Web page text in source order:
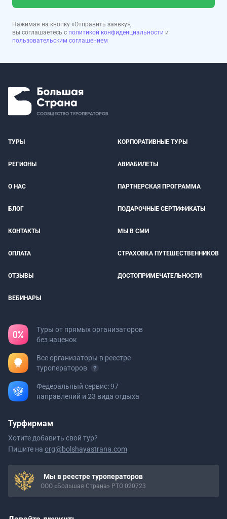
Нажимая на кнопку «Отправить заявку»,
вы соглашаетесь с политикой конфиденциальности и
пользовательским соглашением
ТУРЫ КОРПОРАТИВНЫЕ ТУРЫ
РЕГИОНЫ АВИАБИЛЕТЫ
О НАС ПАРТНЕРСКАЯ ПРОГРАММА
БЛОГ ПОДАРОЧНЫЕ СЕРТИФИКАТЫ
КОНТАКТЫ МЫ В СМИ
ОПЛАТА СТРАХОВКА ПУТЕШЕСТВЕННИКОВ
ОТЗЫВЫ ДОСТОПРИМЕЧАТЕЛЬНОСТИ
ВЕБИНАРЫ
Туры от прямых организаторов
без наценок
Все организаторы в реестре
туроператоров
Федеральный сервис: 97
направлений и 23 вида отдыха
Турфирмам
Хотите добавить свой тур?
Пишите на org@bolshayastrana.com
Мы в реестре туроператоров
ООО «Большая Страна» РТО 020723